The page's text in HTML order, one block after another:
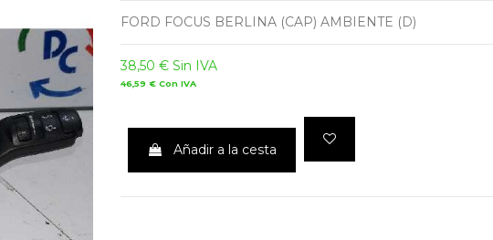
FORD FOCUS BERLINA (CAP) AMBIENTE (D)
38,50 € Sin IVA
46,59 € Con IVA
Añadir a la cesta